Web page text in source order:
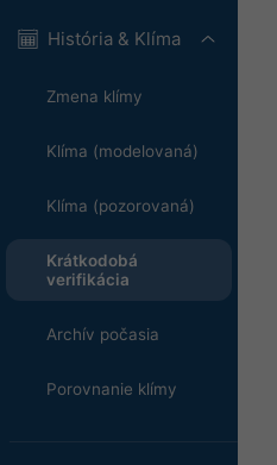
História & Klíma
Zmena klímy
Klíma (modelovaná)
Klíma (pozorovaná)
Krátkodobá
verifikácia
Archív počasia
Porovnanie klímy